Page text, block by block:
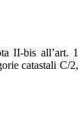
II-bis all’art. 1
catastali C/2,